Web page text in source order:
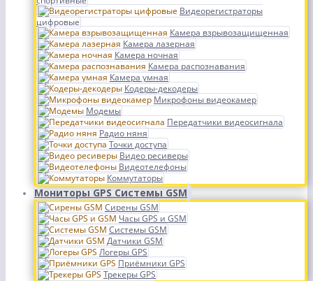
Видеорегистраторы
цифровые
Камера взрывозащищенная
Камера лазерная
Камера ночная
Камера распознавания
Камера умная
Кодеры-декодеры
Микрофоны видеокамер
Модемы
Передатчики видеосигнала
Радио няня
Точки доступа
Видео ресиверы
Видеотелефоны
Коммутаторы
Мониторы GPS Системы GSM
Сирены GSM
Часы GPS и GSM
Системы GSM
Датчики GSM
Логеры GPS
Приёмники GPS
Трекеры GPS